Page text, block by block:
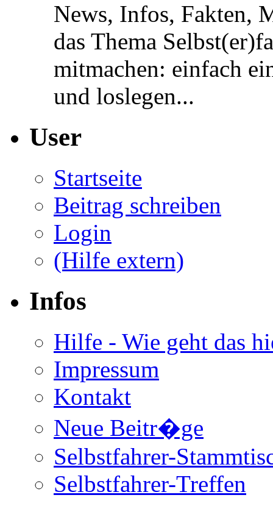
News, Infos, Fakten,
das Thema
mitmachen: einfach
und loslegen...
User
Startseite
Beitrag schreiben
Login
(Hilfe extern)
Infos
Hilfe - Wie geht das
Impressum
Kontakt
Neue Beitr�ge
Selbstfahrer-
Selbstfahrer-Treffen